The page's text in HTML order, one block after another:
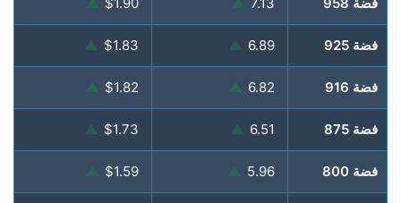
فضة 925 6.89
▲
$1.83
▲
فضة 916 6.82
▲
$1.82
▲
فضة 875 6.51
▲
$1.73
▲
فضة 800 5.96
▲
$1.59
▲